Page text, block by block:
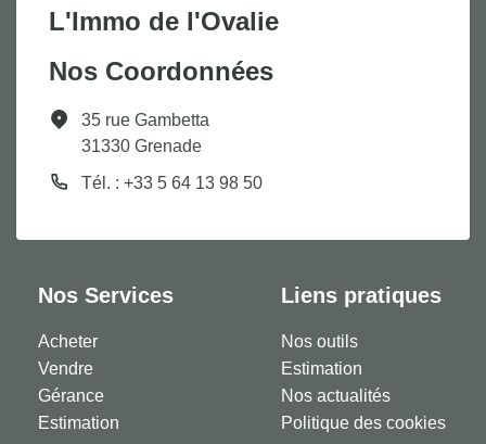
L'Immo de l'Ovalie
Nos Coordonnées
35 rue Gambetta
31330 Grenade
Tél. : +33 5 64 13 98 50
Nos Services
Acheter
Vendre
Gérance
Estimation
Liens pratiques
Nos outils
Estimation
Nos actualités
Politique des cookies